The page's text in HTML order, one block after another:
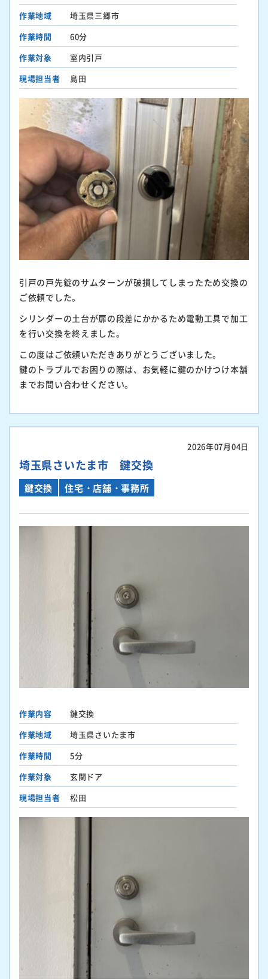
作業地域
埼玉県三郷市
作業時間
60分
作業対象
室内引戸
現場担当者
島田
引戸の戸先錠のサムターンが破損してしまったため交換の
ご依頼でした。
シリンダーの土台が扉の段差にかかるため電動工具で加工
を行い交換を終えました。
この度はご依頼いただきありがとうございました。
鍵のトラブルでお困りの際は、お気軽に鍵のかけつけ本舗
までお問い合わせください。
2026年07月04日
埼玉県さいたま市 鍵交換
鍵交換 住宅・店舗・事務所
作業内容
鍵交換
作業地域
埼玉県さいたま市
作業時間
5分
作業対象
玄関ドア
現場担当者
松田